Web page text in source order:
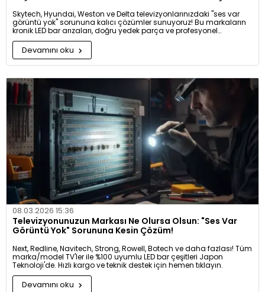
Skytech, Hyundai, Weston ve Delta televizyonlarınızdaki "ses var
görüntü yok" sorununa kalıcı çözümler sunuyoruz! Bu markaların
kronik LED bar arızaları, doğru yedek parça ve profesyonel
ipuçlarıyla nasıl tamir edilir? Televizyonunuzu yeni bir masraf
yapmadan, ilk günkü parlaklığına kavuşturmanın püf noktalarını
blog yazımızda paylaştık. Hemen okuyun ve cihazınızın ömrünü
uzatın!
Devamını oku
08.03.2026 15:36
Televizyonunuzun Markası Ne Olursa Olsun: "Ses Var
Görüntü Yok" Sorununa Kesin Çözüm!
Next, Redline, Navitech, Strong, Rowell, Botech ve daha fazlası! Tüm
marka/model TV'ler ile %100 uyumlu LED bar çeşitleri Japon
Teknoloji'de. Hızlı kargo ve teknik destek için hemen tıklayın.
Devamını oku